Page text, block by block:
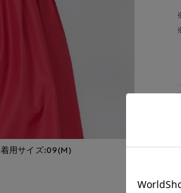
着用サイズ:09(M)